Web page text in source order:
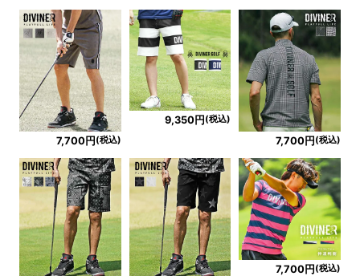
7,700円 (税込)
9,350円 (税込)
7,700円 (税込)
7,700円(税込)